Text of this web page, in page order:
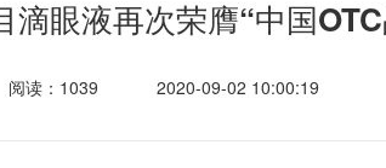
滴眼液再次荣膺“中国
阅读：1039 2020-09-02 10:00:19